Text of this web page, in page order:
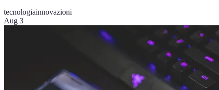
tecnologiainnovazioni
Aug 3